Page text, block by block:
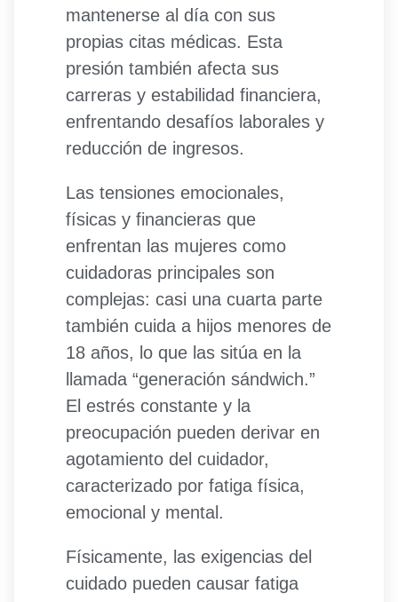
mantenerse al día con sus
propias citas médicas. Esta
presión también afecta sus
carreras y estabilidad financiera,
enfrentando desafíos laborales y
reducción de ingresos.
Las tensiones emocionales,
físicas y financieras que
enfrentan las mujeres como
cuidadoras principales son
complejas: casi una cuarta parte
también cuida a hijos menores de
18 años, lo que las sitúa en la
llamada “generación sándwich.”
El estrés constante y la
preocupación pueden derivar en
agotamiento del cuidador,
caracterizado por fatiga física,
emocional y mental.
Físicamente, las exigencias del
cuidado pueden causar fatiga